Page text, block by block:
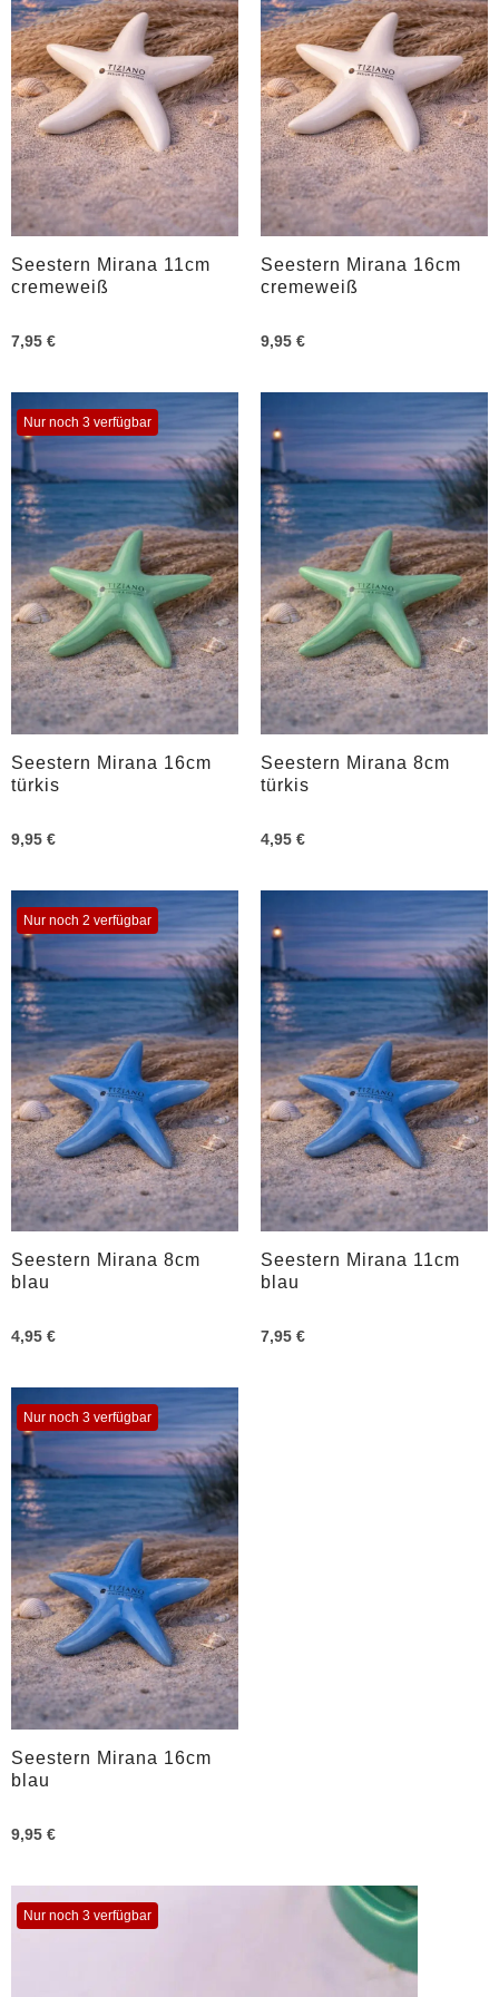
Seestern Mirana 11cm
cremeweiß
7,95 €
Seestern Mirana 16cm
cremeweiß
9,95 €
Nur noch 3 verfügbar
Seestern Mirana 16cm
türkis
9,95 €
Seestern Mirana 8cm
türkis
4,95 €
Nur noch 2 verfügbar
Seestern Mirana 8cm
blau
4,95 €
Seestern Mirana 11cm
blau
7,95 €
Nur noch 3 verfügbar
Seestern Mirana 16cm
blau
9,95 €
Nur noch 3 verfügbar